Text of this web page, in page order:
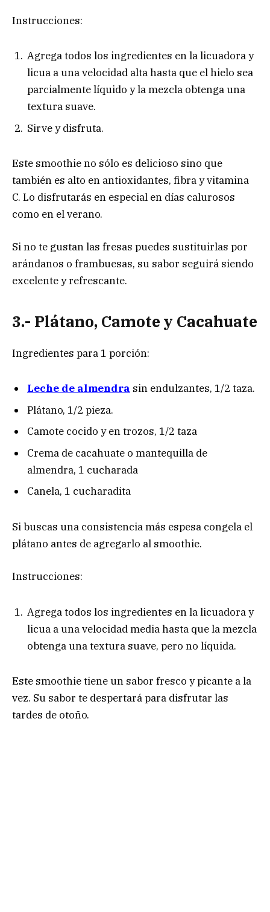
Instrucciones:
Agrega todos los ingredientes en la licuadora y
licua a una velocidad alta hasta que el hielo sea
parcialmente líquido y la mezcla obtenga una
textura suave.
Sirve y disfruta.
Este smoothie no sólo es delicioso sino que
también es alto en antioxidantes, fibra y vitamina
C. Lo disfrutarás en especial en días calurosos
como en el verano.
Si no te gustan las fresas puedes sustituirlas por
arándanos o frambuesas, su sabor seguirá siendo
excelente y refrescante.
3.- Plátano, Camote y Cacahuate
Ingredientes para 1 porción:
Leche de almendra sin endulzantes, 1/2 taza.
Plátano, 1/2 pieza.
Camote cocido y en trozos, 1/2 taza
Crema de cacahuate o mantequilla de
almendra, 1 cucharada
Canela, 1 cucharadita
Si buscas una consistencia más espesa congela el
plátano antes de agregarlo al smoothie.
Instrucciones:
Agrega todos los ingredientes en la licuadora y
licua a una velocidad media hasta que la mezcla
obtenga una textura suave, pero no líquida.
Este smoothie tiene un sabor fresco y picante a la
vez. Su sabor te despertará para disfrutar las
tardes de otoño.